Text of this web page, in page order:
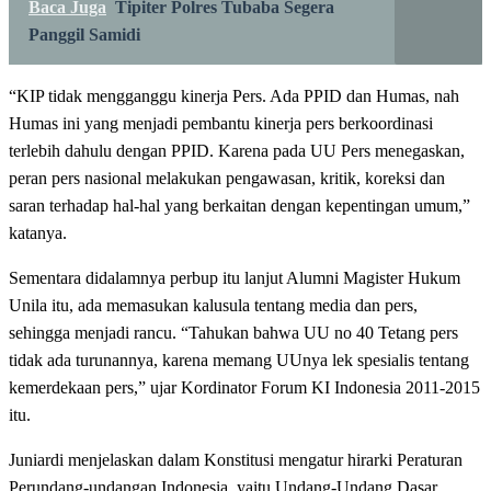
Baca Juga Tipiter Polres Tubaba Segera
Panggil Samidi
“KIP tidak mengganggu kinerja Pers. Ada PPID dan Humas, nah
Humas ini yang menjadi pembantu kinerja pers berkoordinasi
terlebih dahulu dengan PPID. Karena pada UU Pers menegaskan,
peran pers nasional melakukan pengawasan, kritik, koreksi dan
saran terhadap hal-hal yang berkaitan dengan kepentingan umum,”
katanya.
Sementara didalamnya perbup itu lanjut Alumni Magister Hukum
Unila itu, ada memasukan kalusula tentang media dan pers,
sehingga menjadi rancu. “Tahukan bahwa UU no 40 Tetang pers
tidak ada turunannya, karena memang UUnya lek spesialis tentang
kemerdekaan pers,” ujar Kordinator Forum KI Indonesia 2011-2015
itu.
Juniardi menjelaskan dalam Konstitusi mengatur hirarki Peraturan
Perundang-undangan Indonesia, yaitu Undang-Undang Dasar